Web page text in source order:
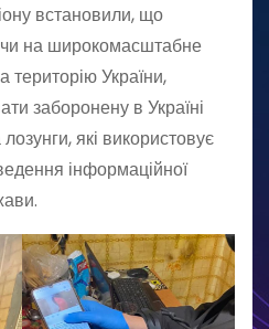
встановили, що
на широкомасштабне
територію України,
заборонену в Україні
які використовує
інформаційної